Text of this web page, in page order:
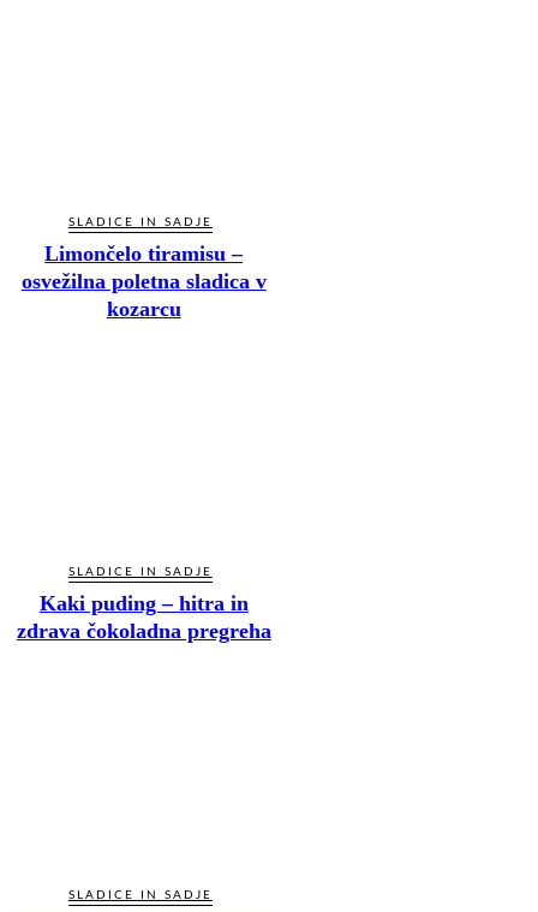
SLADICE IN SADJE
Limončelo tiramisu –
osvežilna poletna sladica v
kozarcu
SLADICE IN SADJE
Kaki puding – hitra in
zdrava čokoladna pregreha
SLADICE IN SADJE